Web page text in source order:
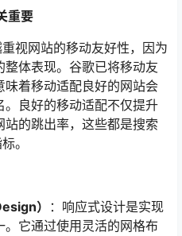
重要
视网站的移动友好性，因为
体表现。谷歌已将移动友
着移动适配良好的网站会
良好的移动适配不仅提升
的跳出率，这些都是搜索
。
）
：响应式设计是实现
它通过使用灵活的网格布